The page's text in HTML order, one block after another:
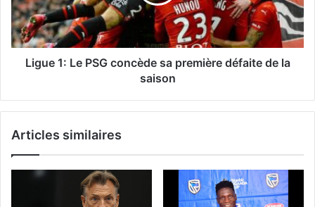
Ligue 1: Le PSG concède sa première défaite de la
saison
Articles similaires